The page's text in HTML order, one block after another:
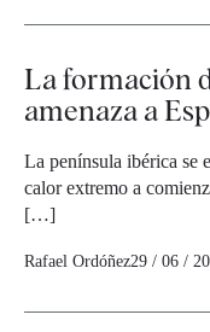
La formación
amenaza a
La península ibérica se
calor extremo a
[…]
Rafael Ordóñez29 / 06 /